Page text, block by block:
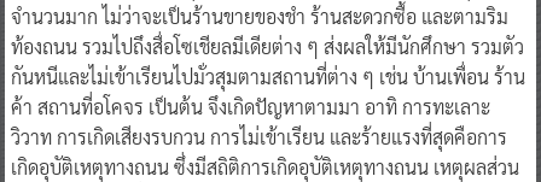
จำนวนมาก ไม่ว่าจะเป็นร้านขายของชำ ร้านสะดวกซื้อ และตามริม
ท้องถนน รวมไปถึงสื่อโซเชียลมีเดียต่าง ๆ ส่งผลให้มีนักศึกษา รวมตัว
กันหนีและไม่เข้าเรียนไปมั่วสุมตามสถานที่ต่าง ๆ เช่น บ้านเพื่อน ร้าน
ค้า สถานที่อโคจร เป็นต้น จึงเกิดปัญหาตามมา อาทิ การทะเลาะ
วิวาท การเกิดเสียงรบกวน การไม่เข้าเรียน และร้ายแรงที่สุดคือการ
เกิดอุบัติเหตุทางถนน ซึ่งมีสถิติการเกิดอุบัติเหตุทางถนน เหตุผลส่วน